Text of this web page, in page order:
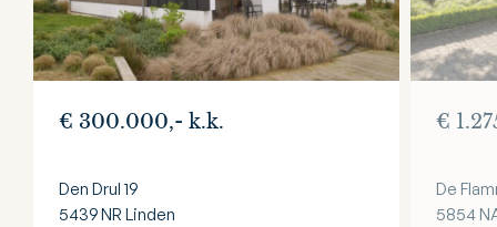
€ 300.000,- k.k.
Den Drul 19
5439 NR Linden
€
De
5854